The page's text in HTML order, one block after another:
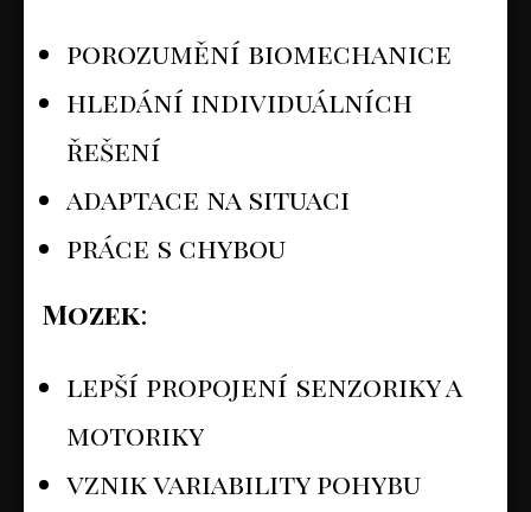
porozumění biomechanice
hledání individuálních
řešení
adaptace na situaci
práce s chybou
Mozek:
lepší propojení senzoriky a
motoriky
vznik variability pohybu